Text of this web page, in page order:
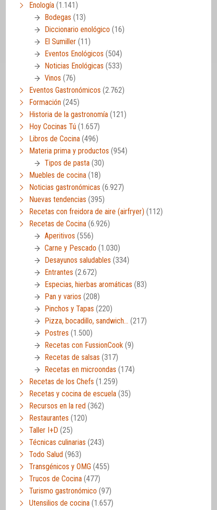
Enología (1.141)
Bodegas (13)
Diccionario enológico (16)
El Sumiller (11)
Eventos Enológicos (504)
Noticias Enológicas (533)
Vinos (76)
Eventos Gastronómicos (2.762)
Formación (245)
Historia de la gastronomía (121)
Hoy Cocinas Tú (1.657)
Libros de Cocina (496)
Materia prima y productos (954)
Tipos de pasta (30)
Muebles de cocina (18)
Noticias gastronómicas (6.927)
Nuevas tendencias (395)
Recetas con freidora de aire (airfryer) (112)
Recetas de Cocina (6.926)
Aperitivos (556)
Carne y Pescado (1.030)
Desayunos saludables (334)
Entrantes (2.672)
Especias, hierbas aromáticas (83)
Pan y varios (208)
Pinchos y Tapas (220)
Pizza, bocadillo, sandwich… (217)
Postres (1.500)
Recetas con FussionCook (9)
Recetas de salsas (317)
Recetas en microondas (174)
Recetas de los Chefs (1.259)
Recetas y cocina de escuela (35)
Recursos en la red (362)
Restaurantes (120)
Taller I+D (25)
Técnicas culinarias (243)
Todo Salud (963)
Transgénicos y OMG (455)
Trucos de Cocina (477)
Turismo gastronómico (97)
Utensilios de cocina (1.657)